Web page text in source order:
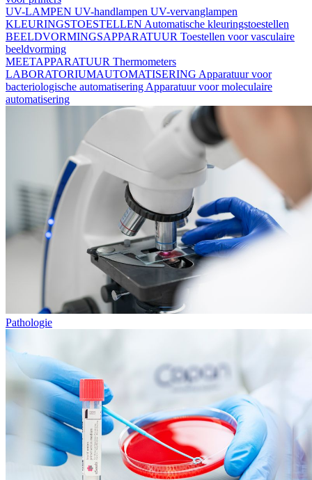
UV-LAMPEN UV-handlampen UV-vervanglampen
KLEURINGSTOESTELLEN Automatische kleuringstoestellen
BEELDVORMINGSAPPARATUUR Toestellen voor vasculaire
beeldvorming
MEETAPPARATUUR Thermometers
LABORATORIUMAUTOMATISERING Apparatuur voor
bacteriologische automatisering Apparatuur voor moleculaire
automatisering
Pathologie